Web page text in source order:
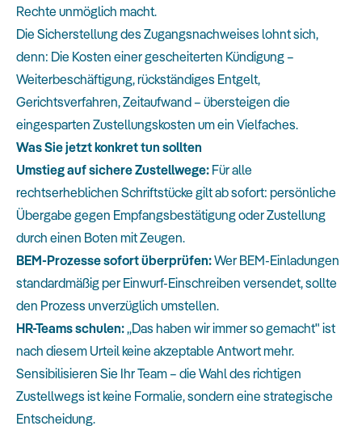
Rechte unmöglich macht.
Die Sicherstellung des Zugangsnachweises lohnt sich,
denn: Die Kosten einer gescheiterten Kündigung –
Weiterbeschäftigung, rückständiges Entgelt,
Gerichtsverfahren, Zeitaufwand – übersteigen die
eingesparten Zustellungskosten um ein Vielfaches.
Was Sie jetzt konkret tun sollten
Umstieg auf sichere Zustellwege: Für alle
rechtserheblichen Schriftstücke gilt ab sofort: persönliche
Übergabe gegen Empfangsbestätigung oder Zustellung
durch einen Boten mit Zeugen.
BEM-Prozesse sofort überprüfen:Wer BEM-Einladungen
standardmäßig per Einwurf-Einschreiben versendet, sollte
den Prozess unverzüglich umstellen.
HR-Teams schulen:„Das haben wir immer so gemacht" ist
nach diesem Urteil keine akzeptable Antwort mehr.
Sensibilisieren Sie Ihr Team – die Wahl des richtigen
Zustellwegs ist keine Formalie, sondern eine strategische
Entscheidung.